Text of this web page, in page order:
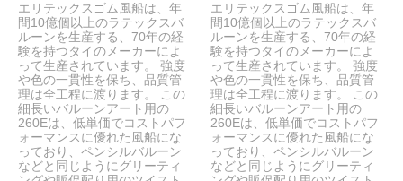
エリテックスゴム風船は、年
間10億個以上のラテックスバ
ルーンを生産する、70年の経
験を持つタイのメーカーによ
って生産されています。 強度
や色の一貫性を保ち、品質管
理は全工程に渡ります。 この
細長いバルーンアート用の
260Eは、低単価でコストパフ
ォーマンスに優れた風船にな
っており、ペンシルバルーン
などと同じようにグリーティ
エリテックスゴム風船は、年
間10億個以上のラテックスバ
ルーンを生産する、70年の経
験を持つタイのメーカーによ
って生産されています。 強度
や色の一貫性を保ち、品質管
理は全工程に渡ります。 この
細長いバルーンアート用の
260Eは、低単価でコストパフ
ォーマンスに優れた風船にな
っており、ペンシルバルーン
などと同じようにグリーティ